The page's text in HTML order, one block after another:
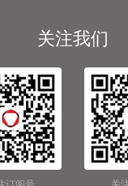
关注我们